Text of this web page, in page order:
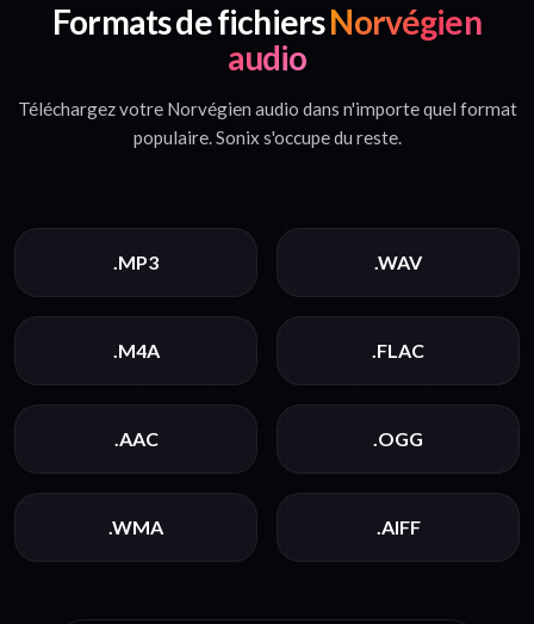
Formats de fichiersNorvégien
audio
Téléchargez votre Norvégien audio dans n'importe quel format
populaire. Sonix s'occupe du reste.
.MP3 .WAV
.M4A .FLAC
.AAC .OGG
.WMA .AIFF